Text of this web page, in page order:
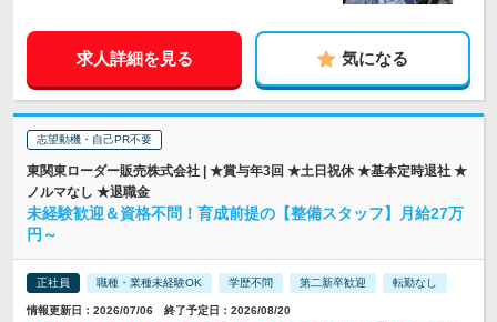
求人詳細を見る 気になる
志望動機・自己PR不要
東関東ローダー販売株式会社 | ★賞与年3回 ★土日祝休 ★基本定時退社 ★
ノルマなし ★退職金
未経験歓迎＆資格不問！育成前提の【整備スタッフ】月給27万
円～
正社員 職種・業種未経験OK 学歴不問 第二新卒歓迎 転勤なし
情報更新日：2026/07/06 終了予定日：2026/08/20